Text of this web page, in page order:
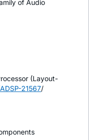
of Audio
(Layout-
ADSP-21567/